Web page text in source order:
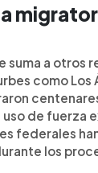
suma a otros
como Los
de fuerza
federales
los